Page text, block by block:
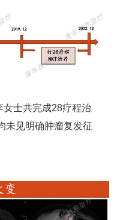
女士共完成28疗程治
未见明确肿瘤复发征